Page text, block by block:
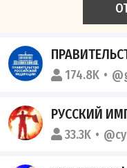
174.8K
РУССКИЙ
33.3K